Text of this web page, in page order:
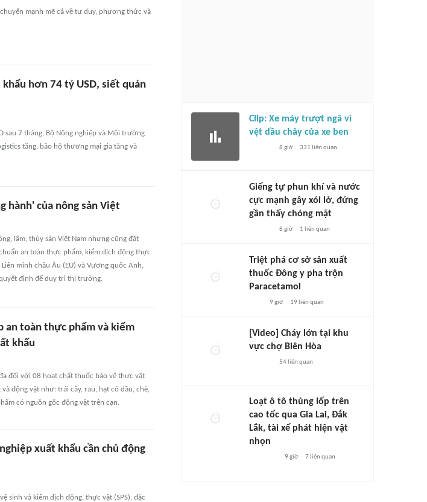
mạnh mẽ cả về tư duy, phương thức và
hơn 74 tỷ USD, siết quản
sau 7 tháng, Bộ Nông nghiệp và Môi trường
tăng, bảo hộ thương mại gia tăng và
hành' của nông sản Việt
lâm, thủy sản Việt Nam nhưng cũng đặt
an toàn thực phẩm, kiểm dịch động thực
minh châu Âu (EU) và Vương quốc Anh,
định để duy trì thị trường.
an toàn thực phẩm và kiểm
khẩu
đối với 08 hoạt chất thuốc bảo vệ thực vật
động vật như: trái cây, rau, hạt có dầu, chè,
có nguồn gốc động vật trên cạn.
xuất khẩu cần chủ động
sinh và kiểm dịch động, thực vật (SPS), đặc
Clip: Xe máy trượt ngã vì
vệt dầu chảy của xe ben
8 giờ 331 liên quan
Giếng tự phun khí và nước
cực mạnh gây xói lở, đứng
gần thấy chóng mặt
8 giờ 1 liên quan
Triệt phá cơ sở sản xuất
thuốc Đông y pha trộn
Paracetamol
9 giờ 19 liên quan
[Video] Cháy lớn tại khu
vực chợ Biên Hòa
54liên quan
Loạt ô tô thủng lốp trên
cao tốc qua Gia Lai, Đắk
Lắk, tài xế phát hiện vật
nhọn
9 giờ 7liên quan